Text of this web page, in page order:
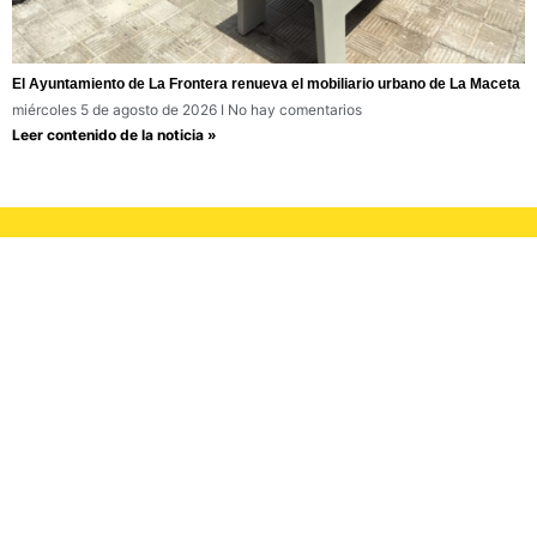
El Ayuntamiento de La Frontera renueva el mobiliario urbano de La Maceta
miércoles 5 de agosto de 2026
No hay comentarios
Leer contenido de la noticia »